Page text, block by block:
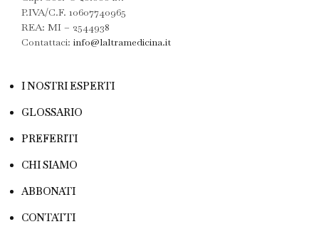
P.IVA/C.F. 10607740965
REA: MI – 2544938
Contattaci: info@laltramedicina.it
I NOSTRI ESPERTI
GLOSSARIO
PREFERITI
CHI SIAMO
ABBONATI
CONTATTI